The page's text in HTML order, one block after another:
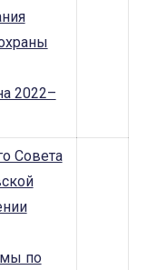
2022–
Совета
по